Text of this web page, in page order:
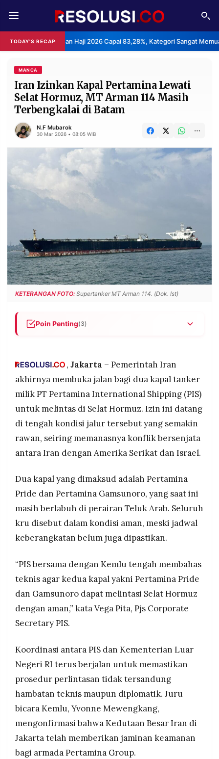
TODAY'S RECAP
Layanan Haji 2026 Capai 83,28%, Kategori Sangat Memuaskan. •
REDAKSI TENTANG
RESOLUSI IKLAN
RUBRIKASI
EDITORIAL AKSARA
FINANSIA PERSONA
DAERAH NASIONAL
MANCA SPORT
POLICY
INFORMASI
IKLAN
KIRIM
TULISAN
PENGADUAN TERM
OF
SERVICE
IKUTI
KAMI
©
RESOLUSI
PRAMUDITA
©
Resolusi.co
2026
RESOLUSI
MANCA
Iran Izinkan Kapal Pertamina Lewati
Selat Hormuz, MT Arman 114 Masih
Terbengkalai di Batam
N.F Mubarok
30 Mar 2026 • 08:05 WIB
KETERANGAN FOTO: Supertanker MT Arman 114. (Dok. Ist)
Poin Penting(3)
Gamsunoro, untuk melintas di Selat Hormuz. PIS
perlintasan dari Teluk Persia.
MT Arman 114, supertanker Iran yang disita
Bakamla di Perairan Natuna pada Juli 2023
karena pemalsuan identitas dan transfer minyak
ilegal, kini terbengkalai di Batu Ampar, Batam,
setelah Pengadilan Negeri Batam memerintahkan
pengembaliannya kepada perusahaan pemilik
Penyelesaian sengketa hukum MT Arman 114
diduga turut memperlancar komunikasi
diplomatik Jakarta dan Teheran, meski
keterkaitan keduanya belum terbukti secara
konkret.
, Jakarta – Pemerintah Iran
akhirnya membuka jalan bagi dua kapal tanker
milik PT Pertamina International Shipping (PIS)
untuk melintas di Selat Hormuz. Izin ini datang
di tengah kondisi jalur tersebut yang semakin
rawan, seiring memanasnya konflik bersenjata
antara Iran dengan Amerika Serikat dan Israel.
Dua kapal yang dimaksud adalah Pertamina
Pride dan Pertamina Gamsunoro, yang saat ini
masih berlabuh di perairan Teluk Arab. Seluruh
kru disebut dalam kondisi aman, meski jadwal
keberangkatan belum juga dipastikan.
“PIS bersama dengan Kemlu tengah membahas
teknis agar kedua kapal yakni Pertamina Pride
dan Gamsunoro dapat melintasi Selat Hormuz
dengan aman,” kata Vega Pita, Pjs Corporate
Secretary PIS.
Koordinasi antara PIS dan Kementerian Luar
Negeri RI terus berjalan untuk memastikan
prosedur perlintasan tidak tersandung
hambatan teknis maupun diplomatik. Juru
bicara Kemlu, Yvonne Mewengkang,
mengonfirmasi bahwa Kedutaan Besar Iran di
Jakarta telah memberikan jaminan keamanan
bagi armada Pertamina Group.